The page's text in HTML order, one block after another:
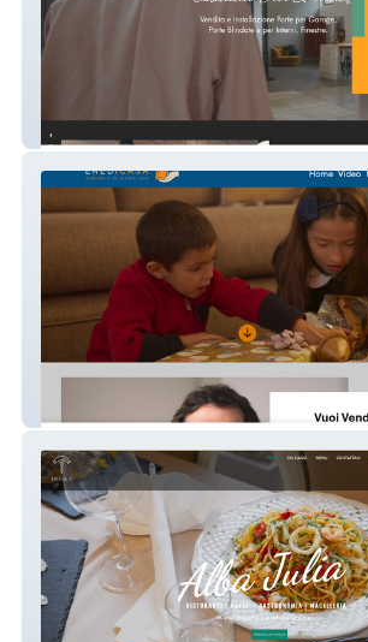
Castelletti DoorMore